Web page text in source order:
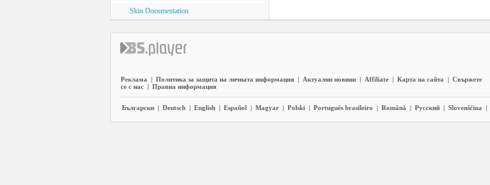
Skin Documentation
Реклама | Политика за защита на личната информация | Актуални новини | Affiliate | Карта на сайта | Свържете
се с нас | Правна информация
Български | Deutsch | English | Español | Magyar | Polski | Português brasileiro | Română | Pyccĸий | Slovenščina |